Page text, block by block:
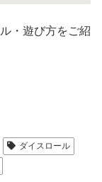
・遊び方をご紹
ダイスロール